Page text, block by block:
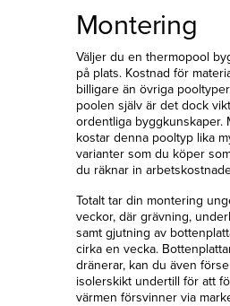
Montering
Väljer du en thermopool
på plats. Kostnad för
billigare än övriga
poolen själv är det dock
ordentliga byggkunskaper.
kostar denna pooltyp lika
varianter som du köper
du räknar in
Totalt tar din montering
veckor, där grävning,
samt gjutning av
cirka en vecka.
dränerar, kan du även
isolerskikt undertill för att
värmen försvinner via